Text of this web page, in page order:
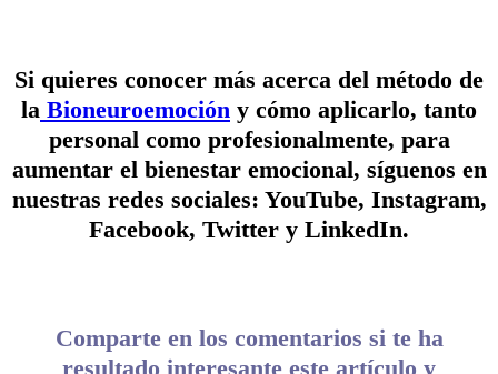
Si quieres conocer más acerca del método de
la Bioneuroemoción y cómo aplicarlo, tanto
personal como profesionalmente, para
aumentar el bienestar emocional, síguenos en
nuestras redes sociales: YouTube, Instagram,
Facebook, Twitter y LinkedIn.
Comparte en los comentarios si te ha
resultado interesante este artículo y